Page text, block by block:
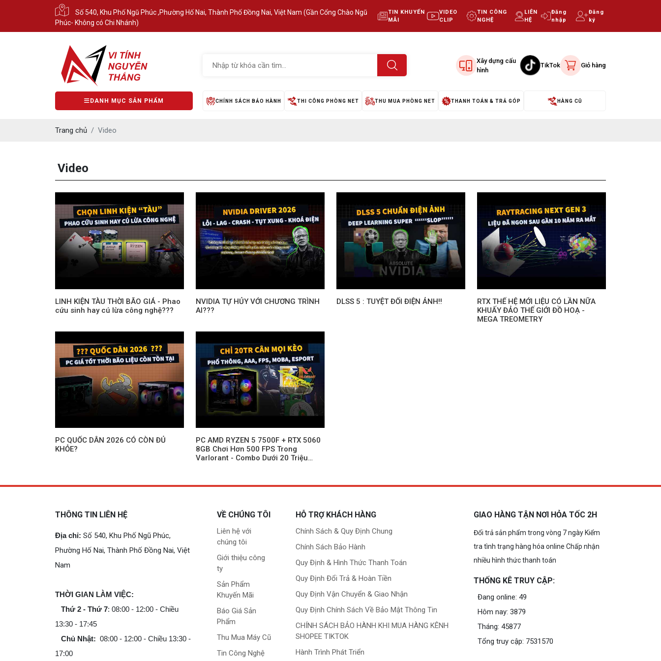
Số 540, Khu Phố Ngũ Phúc ,Phường Hố Nai, Thành Phố Đồng Nai, Việt Nam (Gần Cổng Chào Ngũ
Phúc- Không có Chi Nhánh)
TIN KHUYẾN
MÃI
VIDEO
CLIP
TIN CÔNG
NGHỆ
LIÊN
HỆ
Đăng
nhập
Đăng
ký
Xây dựng cấu
hình
TikTok Giỏ hàng
DANH MỤC SẢN PHẨM CHÍNH SÁCH BẢO HÀNH THI CÔNG PHÒNG NET THU MUA PHÒNG NET THANH TOÁN & TRẢ GÓP HÀNG CŨ
Trang chủ Video
Video
LINH KIỆN TÀU THỜI BÃO GIÁ - Phao
cứu sinh hay cú lừa công nghệ???
NVIDIA TỰ HỦY VỚI CHƯƠNG TRÌNH
AI???
DLSS 5 : TUYỆT ĐỐI ĐIỆN ẢNH!!
RTX THẾ HỆ MỚI LIỆU CÓ LẦN NỮA
KHUẤY ĐẢO THẾ GIỚI ĐỒ HOẠ -
MEGA TREOMETRY
PC QUỐC DÂN 2026 CÓ CÒN ĐỦ
KHỎE?
PC AMD RYZEN 5 7500F + RTX 5060
8GB Chơi Hơn 500 FPS Trong
Varlorant - Combo Dưới 20 Triệu
THÔNG TIN LIÊN HỆ
Địa chỉ: Số 540, Khu Phố Ngũ Phúc,
Phường Hố Nai, Thành Phố Đồng Nai, Việt
Nam
THỜI GIAN LÀM VIỆC:
Thứ 2 - Thứ 7: 08:00 - 12:00 - Chiều
13:30 - 17:45
Chủ Nhật: 08:00 - 12:00 - Chiều 13:30 -
17:00
VỀ CHÚNG TÔI
Liên hệ với
chúng tôi
Giới thiệu công
ty
Sản Phẩm
Khuyến Mãi
Báo Giá Sản
Phẩm
Thu Mua Máy Cũ
Tin Công Nghệ
HỖ TRỢ KHÁCH HÀNG
Chính Sách & Quy Định Chung
Chính Sách Bảo Hành
Quy Định & Hình Thức Thanh Toán
Quy Định Đổi Trả & Hoàn Tiền
Quy Định Vận Chuyển & Giao Nhận
Quy Định Chính Sách Về Bảo Mật Thông Tin
CHÍNH SÁCH BẢO HÀNH KHI MUA HÀNG KÊNH
SHOPEE TIKTOK
Hành Trình Phát Triển
GIAO HÀNG TẬN NƠI HỎA TỐC 2H
Đổi trả sản phẩm trong vòng 7 ngày Kiểm
tra tình trạng hàng hóa online Chấp nhận
nhiều hình thức thanh toán
THỐNG KÊ TRUY CẬP:
Đang online: 49
Hôm nay: 3879
Tháng: 45877
Tổng truy cập: 7531570